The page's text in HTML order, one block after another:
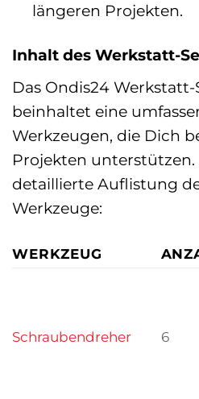
längeren Projekten.
Inhalt des Werkstatt-
Das Ondis24 Werkstatt-
beinhaltet eine
Werkzeugen, die Dich
Projekten unterstützen.
detaillierte Auflistung
Werkzeuge:
WERKZEUG
Schraubendreher 6